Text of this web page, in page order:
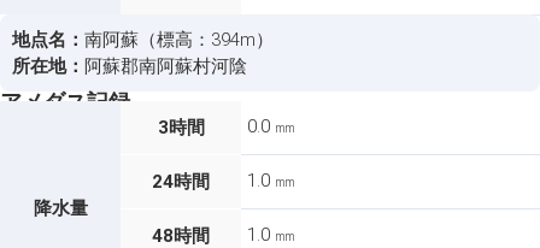
地点名： 南阿蘇（標高：394m）
所在地： 阿蘇郡南阿蘇村河陰
アメダス記録
降水量
3時間 0.0 mm
24時間 1.0 mm
48時間 1.0 mm